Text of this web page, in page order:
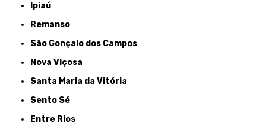
Ipiaú
Remanso
São Gonçalo dos Campos
Nova Viçosa
Santa Maria da Vitória
Sento Sé
Entre Rios